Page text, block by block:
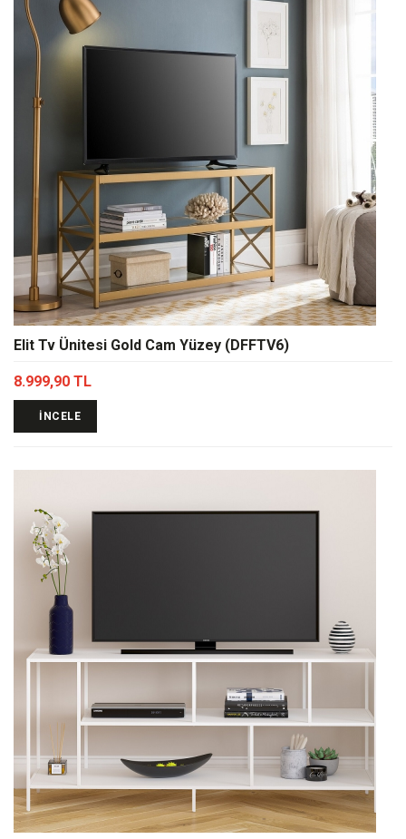
Elit Tv Ünitesi Gold Cam Yüzey (DFFTV6)
8.999,90 TL
İNCELE